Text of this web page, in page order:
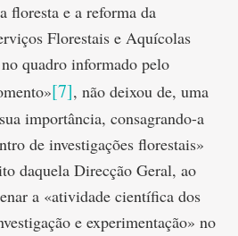
floresta e a reforma da
Florestais e Aquícolas
quadro informado pelo
[7], não deixou de, uma
importância, consagrando-a
de investigações florestais»
daquela Direcção Geral, ao
a «atividade científica dos
e experimentação» no